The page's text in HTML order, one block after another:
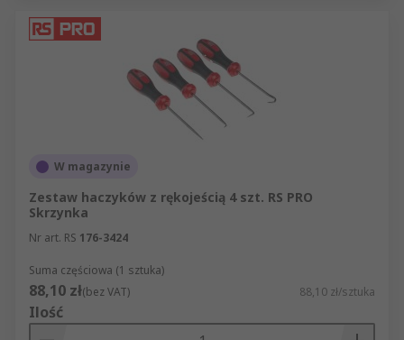
W magazynie
Zestaw haczyków z rękojeścią 4 szt. RS PRO
Skrzynka
Nr art. RS 176-3424
Suma częściowa (1 sztuka)
88,10 zł(bez VAT) 88,10 zł/sztuka
Ilość